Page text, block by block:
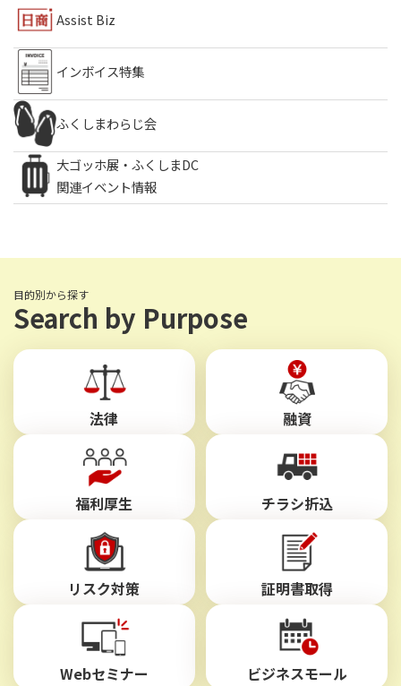
Assist Biz
インボイス特集
ふくしまわらじ会
大ゴッホ展・ふくしまDC
関連イベント情報
目的別から探す
Search by Purpose
法律 融資
福利厚生 チラシ折込
リスク対策 証明書取得
Webセミナー ビジネスモール